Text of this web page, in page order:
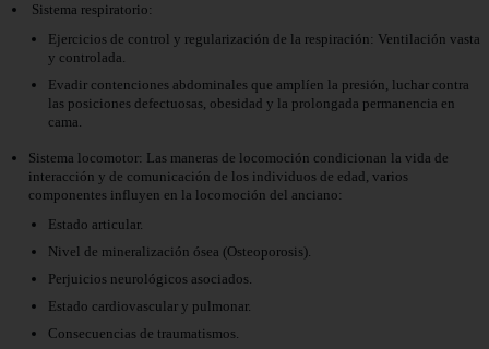
Sistema respiratorio:
Ejercicios de control y regularización de la respiración: Ventilación vasta
y controlada.
Evadir contenciones abdominales que amplíen la presión, luchar contra
las posiciones defectuosas, obesidad y la prolongada permanencia en
cama.
Sistema locomotor: Las maneras de locomoción condicionan la vida de
interacción y de comunicación de los individuos de edad, varios
componentes influyen en la locomoción del anciano:
Estado articular.
Nivel de mineralización ósea (Osteoporosis).
Perjuicios neurológicos asociados.
Estado cardiovascular y pulmonar.
Consecuencias de traumatismos.